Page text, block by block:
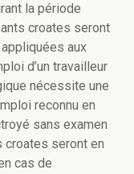
la période
croates seront
aux
d’un travailleur
nécessite une
reconnu en
sans examen
croates seront en
cas de